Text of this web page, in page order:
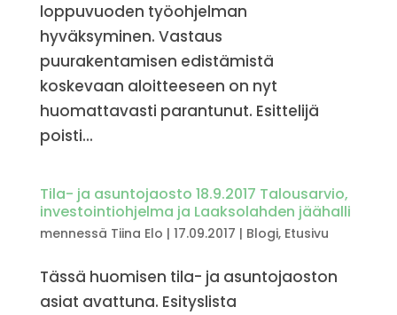
loppuvuoden työohjelman
hyväksyminen. Vastaus
puurakentamisen edistämistä
koskevaan aloitteeseen on nyt
huomattavasti parantunut. Esittelijä
poisti...
Tila- ja asuntojaosto 18.9.2017 Talousarvio,
investointiohjelma ja Laaksolahden jäähalli
mennessä Tiina Elo | 17.09.2017 | Blogi, Etusivu
Tässä huomisen tila- ja asuntojaoston
asiat avattuna. Esityslista